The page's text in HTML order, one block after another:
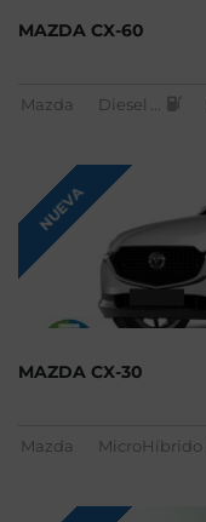
MAZDA CX-60
Mazda Diesel
NUEVA
MAZDA CX-30
Mazda MicroHíbrido